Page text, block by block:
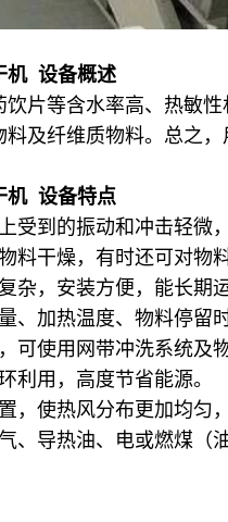
机 设备概述
饮片等含水率高、热敏
及纤维质物料。总之
机 设备特点
受到的振动和冲击轻
料干燥，有时还可对物
杂，安装方便，能长期
、加热温度、物料停留
可使用网带冲洗系统及
利用，高度节省能源。
，使热风分布更加均匀
、导热油、电或燃煤（